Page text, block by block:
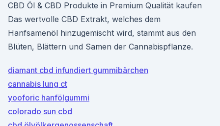
CBD Öl & CBD Produkte in Premium Qualität kaufen
Das wertvolle CBD Extrakt, welches dem
Hanfsamenöl hinzugemischt wird, stammt aus den
Blüten, Blättern und Samen der Cannabispflanze.
diamant cbd infundiert gummibärchen
cannabis lung ct
yooforic hanfölgummi
colorado sun cbd